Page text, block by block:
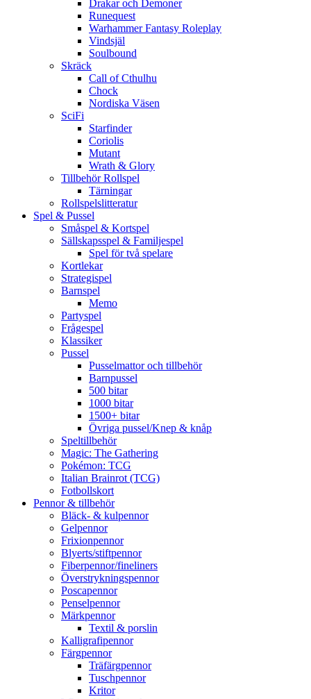
Drakar och Demoner
Runequest
Warhammer Fantasy Roleplay
Vindsjäl
Soulbound
Skräck
Call of Cthulhu
Chock
Nordiska Väsen
SciFi
Starfinder
Coriolis
Mutant
Wrath & Glory
Tillbehör Rollspel
Tärningar
Rollspelslitteratur
Spel & Pussel
Småspel & Kortspel
Sällskapsspel & Familjespel
Spel för två spelare
Kortlekar
Strategispel
Barnspel
Memo
Partyspel
Frågespel
Klassiker
Pussel
Pusselmattor och tillbehör
Barnpussel
500 bitar
1000 bitar
1500+ bitar
Övriga pussel/Knep & knåp
Speltillbehör
Magic: The Gathering
Pokémon: TCG
Italian Brainrot (TCG)
Fotbollskort
Pennor & tillbehör
Bläck- & kulpennor
Gelpennor
Frixionpennor
Blyerts/stiftpennor
Fiberpennor/fineliners
Överstrykningspennor
Poscapennor
Penselpennor
Märkpennor
Textil & porslin
Kalligrafipennor
Färgpennor
Träfärgpennor
Tuschpennor
Kritor